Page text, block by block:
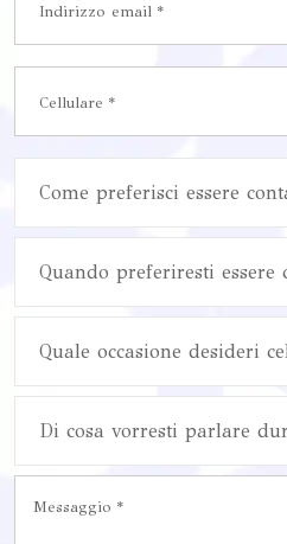
Come preferisci essere
Quando preferiresti essere
Quale occasione desideri
Di cosa vorresti parlare